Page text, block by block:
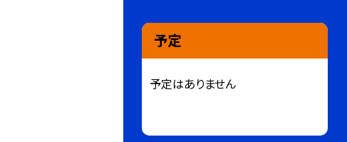
予定
予定はありません